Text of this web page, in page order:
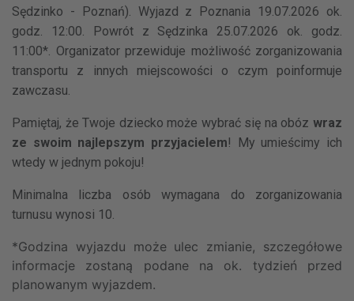
Sędzinko - Poznań). Wyjazd z Poznania 19.07.2026 ok.
godz. 12:00. Powrót z Sędzinka 25.07.2026 ok. godz.
11:00*. Organizator przewiduje możliwość zorganizowania
transportu z innych miejscowości o czym poinformuje
zawczasu.
Pamiętaj, że Twoje dziecko może wybrać się na obóz wraz
ze swoim najlepszym przyjacielem! My umieścimy ich
wtedy w jednym pokoju!
Minimalna liczba osób wymagana do zorganizowania
turnusu wynosi 10.
*Godzina wyjazdu może ulec zmianie, szczegółowe
informacje zostaną podane na ok. tydzień przed
planowanym wyjazdem.